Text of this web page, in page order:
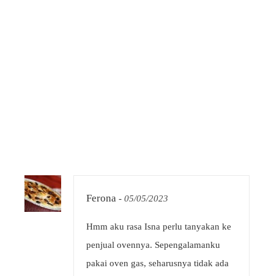
Ferona - 05/05/2023
Hmm aku rasa Isna perlu tanyakan ke
penjual ovennya. Sepengalamanku
pakai oven gas, seharusnya tidak ada